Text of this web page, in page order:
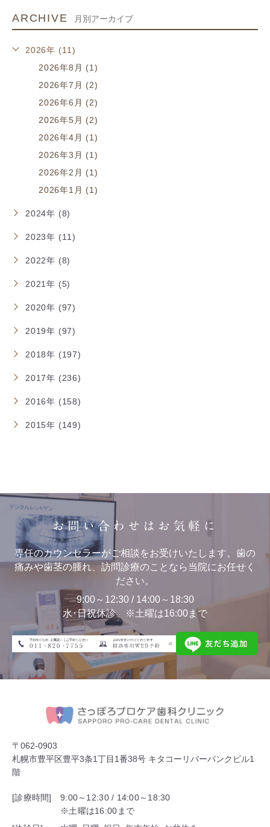
ARCHIVE 月別アーカイブ
2026年 (11)
2026年8月 (1)
2026年7月 (2)
2026年6月 (2)
2026年5月 (2)
2026年4月 (1)
2026年3月 (1)
2026年2月 (1)
2026年1月 (1)
2024年 (8)
2023年 (11)
2022年 (8)
2021年 (5)
2020年 (97)
2019年 (97)
2018年 (197)
2017年 (236)
2016年 (158)
2015年 (149)
お問い合わせはお気軽に
専任のカウンセラーがご相談をお受けいたします。歯の
痛みや歯茎の腫れ、訪問診療のことなら当院にお任せく
ださい。
9:00～12:30 / 14:00～18:30
水･日祝休診 ※土曜は16:00まで
〒062-0903
札幌市豊平区豊平3条1丁目1番38号 キタコーリバーバンクビル1
階
[診療時間]
9:00～12:30 / 14:00～18:30
※土曜は16:00まで